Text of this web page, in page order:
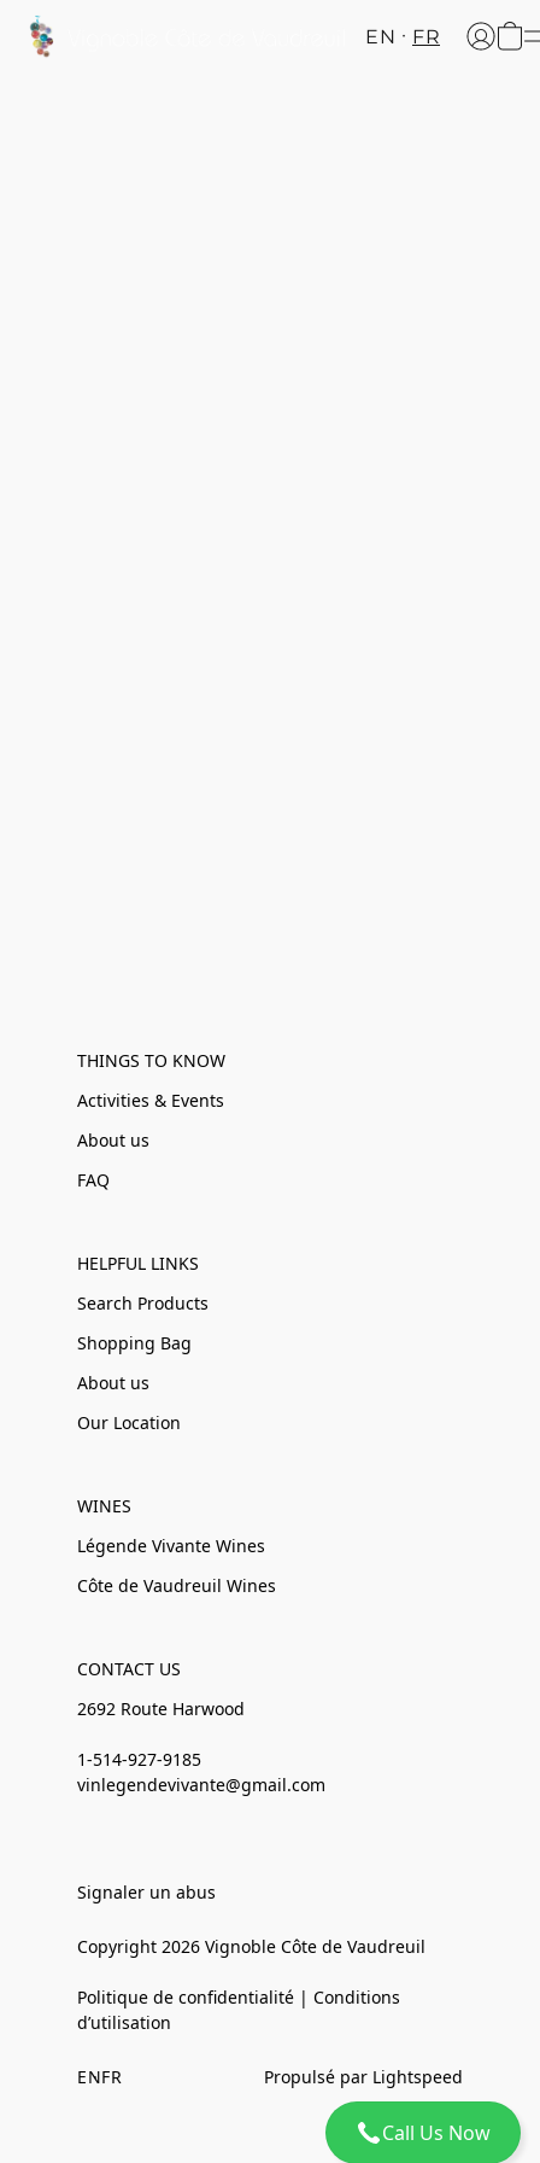
Call Us Now
EN FR
THINGS TO KNOW
Activities & Events
About us
FAQ
HELPFUL LINKS
Search Products
Shopping Bag
About us
Our Location
WINES
Légende Vivante Wines
Côte de Vaudreuil Wines
CONTACT US
2692 Route Harwood
1-514-927-9185
vinlegendevivante@gmail.com
Signaler un abus
Copyright 2026 Vignoble Côte de Vaudreuil
Politique de confidentialité | Conditions
d’utilisation
ENFR Propulsé par Lightspeed